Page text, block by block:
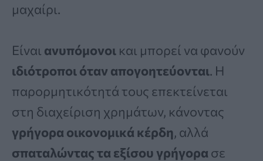
μαχαίρι.
Είναι ανυπόμονοι και μπορεί να φανούν
ιδιότροποι όταν απογοητεύονται. Η
παρορμητικότητά τους επεκτείνεται
στη διαχείριση χρημάτων, κάνοντας
γρήγορα οικονομικά κέρδη, αλλά
σπαταλώντας τα εξίσου γρήγορα σε